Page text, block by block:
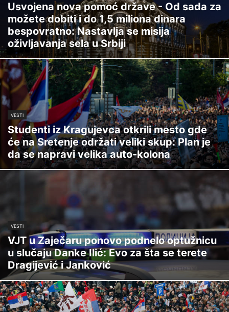
Usvojena nova pomoć države - Od sada za
možete dobiti i do 1,5 miliona dinara
bespovratno: Nastavlja se misija
oživljavanja sela u Srbiji
VESTI
Studenti iz Kragujevca otkrili mesto gde
će na Sretenje održati veliki skup: Plan je
da se napravi velika auto-kolona
VESTI
VJT u Zaječaru ponovo podnelo optužnicu
u slučaju Danke Ilić: Evo za šta se terete
Dragijević i Janković